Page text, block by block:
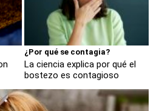
¿Por qué se contagia?
La ciencia explica por qué el
bostezo es contagioso